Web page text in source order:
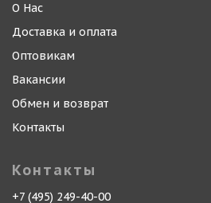
О Нас
Доставка и оплата
Оптовикам
Вакансии
Обмен и возврат
Контакты
Контакты
+7 (495) 249-40-00